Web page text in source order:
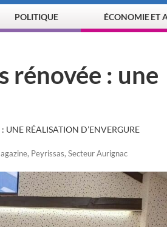
POLITIQUE ÉCONOMIE ET
rénovée : une
UNE RÉALISATION D’ENVERGURE
, Peyrissas, Secteur Aurignac